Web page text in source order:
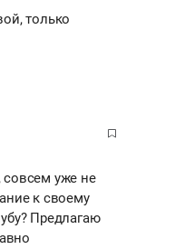
только
уже не
к своему
Предлагаю